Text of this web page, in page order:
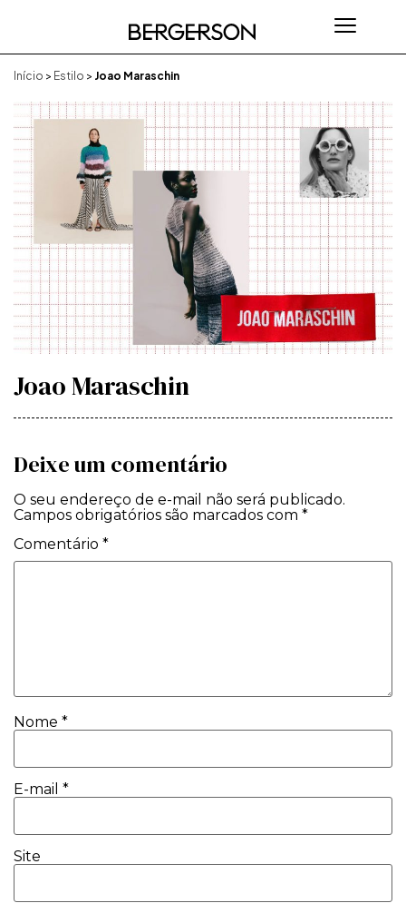
Início > Estilo > Joao Maraschin
Joao Maraschin
Deixe um comentário
O seu endereço de e-mail não será publicado.
Campos obrigatórios são marcados com *
Comentário *
Nome *
E-mail *
Site